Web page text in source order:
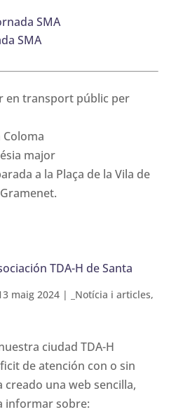
SMA
SMA
en transport públic per
Coloma
major
a la Plaça de la Vila de
TDA-H de Santa
maig 2024| _Notícia i articles,
ciudad TDA-H
de atención con o sin
creado una web sencilla,
informar sobre: